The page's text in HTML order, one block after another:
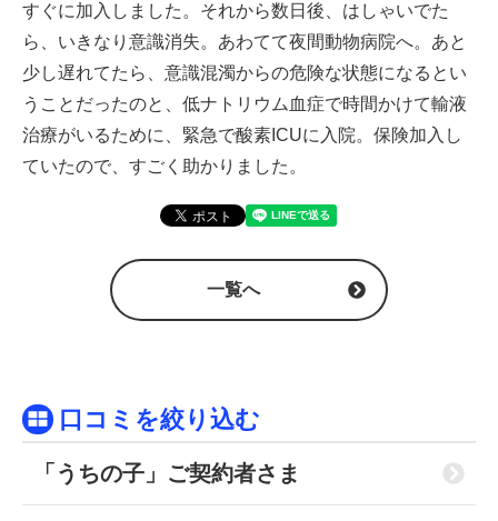
すぐに加入しました。それから数日後、はしゃいでた
ら、いきなり意識消失。あわてて夜間動物病院へ。あと
少し遅れてたら、意識混濁からの危険な状態になるとい
うことだったのと、低ナトリウム血症で時間かけて輸液
治療がいるために、緊急で酸素ICUに入院。保険加入し
ていたので、すごく助かりました。
一覧へ
口コミを絞り込む
「うちの子」ご契約者さま